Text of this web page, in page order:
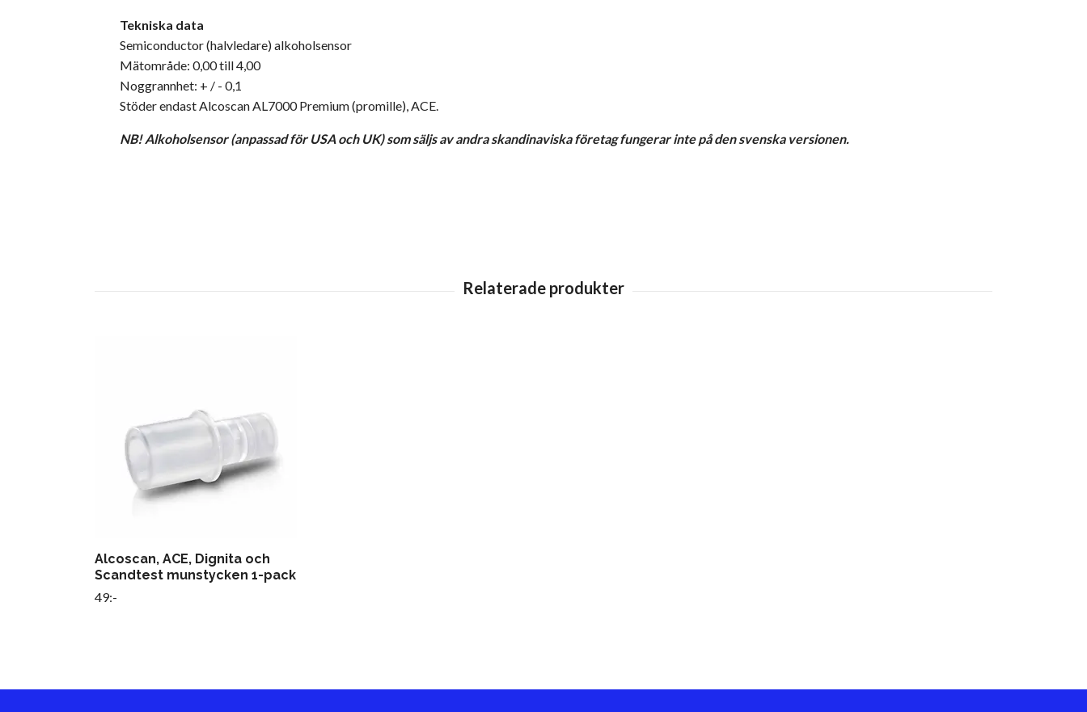
Tekniska data
Semiconductor (halvledare) alkoholsensor
Mätområde: 0,00 till 4,00
Noggrannhet: + / - 0,1
Stöder endast Alcoscan AL7000 Premium (promille), ACE.
NB! Alkoholsensor (anpassad för USA och UK) som säljs av andra skandinaviska företag fungerar inte på den svenska versionen.
Alcoscan, ACE, Dignita och
Scandtest munstycken 1-pack
49:-